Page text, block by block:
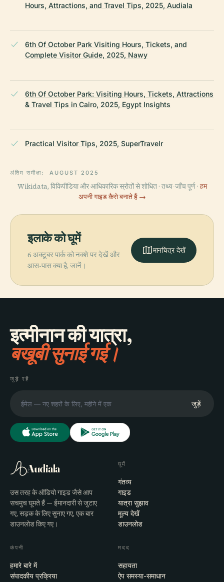
Hours, Attractions, and Travel Tips, 2025, Audiala
6th Of October Park Visiting Hours, Tickets, and
Complete Visitor Guide, 2025, Nawy
6th Of October Park: Visiting Hours, Tickets, Attractions
& Travel Tips in Cairo, 2025, Egypt Insights
Practical Visitor Tips, 2025, SuperTravelr
अंतिम समीक्षा: AUGUST 2025
Wikidata, विकिपीडिया और आधिकारिक स्रोतों से शोधित · तथ्य-जाँच पूर्ण · हम
अपनी गाइड कैसे बनाते हैं →
इलाके को घूमें
6 अक्टूबर पार्क को नक्शे पर देखें और
आस-पास क्या है, जानें।
मानचित्र देखें
इत्मीनान की यात्रा,
बखूबी सुनाई गई।
जुड़े रहें
जुड़ें
Audiala
उस तरह के ऑडियो गाइड जैसे आप
सचमुच घूमते हैं — ईमानदारी से जुटाए
गए, सड़क के लिए सुनाए गए, एक बार
डाउनलोड किए गए।
घूमें
गंतव्य
गाइड
यात्रा सुझाव
मूल्य देखें
डाउनलोड
कंपनी
हमारे बारे में
संपादकीय प्रक्रिया
मदद
सहायता
ऐप समस्या-समाधान